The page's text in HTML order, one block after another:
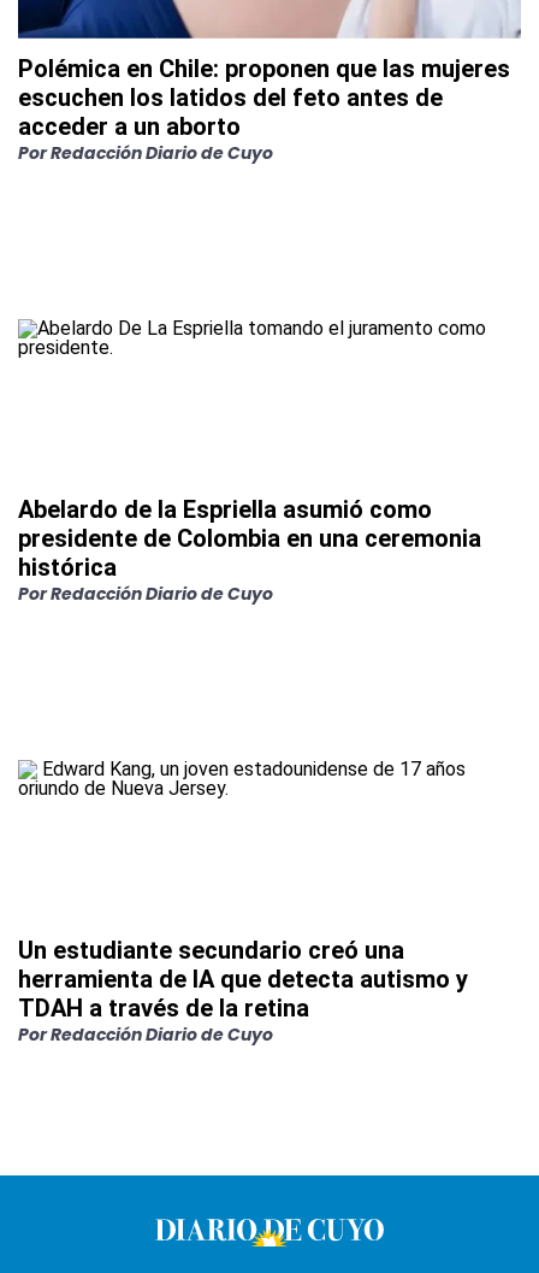
Polémica en Chile: proponen que las mujeres
escuchen los latidos del feto antes de
acceder a un aborto
PorRedacción Diario de Cuyo
Abelardo de la Espriella asumió como
presidente de Colombia en una ceremonia
histórica
PorRedacción Diario de Cuyo
Un estudiante secundario creó una
herramienta de IA que detecta autismo y
TDAH a través de la retina
PorRedacción Diario de Cuyo